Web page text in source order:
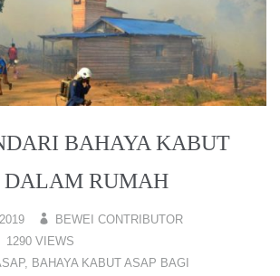
BAHAYA KABUT
DALAM RUMAH
BEWEI CONTRIBUTOR
1290 VIEWS
, BAHAYA KABUT ASAP BAGI